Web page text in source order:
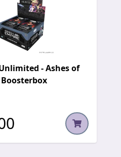
- Ashes of